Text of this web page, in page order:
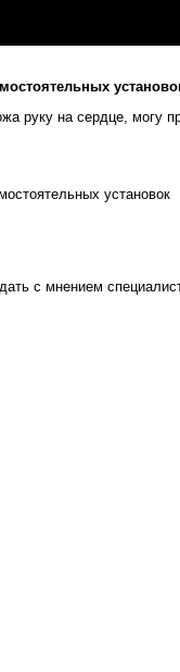
руку на сердце, могу
с мнением